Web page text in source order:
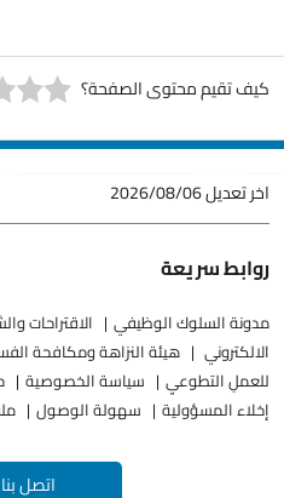
كيف تقيم محتوى الصفحة؟
اخر تعديل2026/08/06
روابط سريعة
مدونة السلوك الوظيفي الاقتراحات
الالكتروني
هيئة النزاهة ومكافحة
للعملِ التطوعيِ
سياسة الخصوصية
إخلاء المسؤولية
سهولة الوصول
اتصل بنا